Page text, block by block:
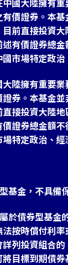
價證券。本
前直接投資
有價證券總
市場特定政治
陸擁有重要
券。本基金
接投資大陸
證券總金額
特定政治、經
基金，不具備
於債券型基金
按時償付利
列投資組合
目標到期債